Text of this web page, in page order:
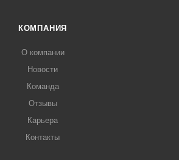
КОМПАНИЯ
О компании
Новости
Команда
Отзывы
Карьера
Контакты